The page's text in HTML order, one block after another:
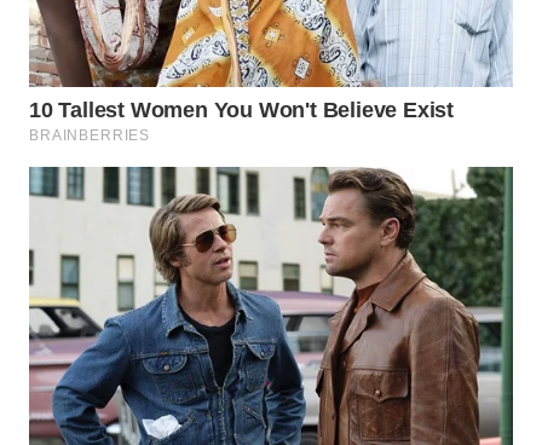
MASYARAKAT
KELISTRIKAN
WALINKI
ID
MAWAKA
MARTABAT
NET
PLN
WATCH